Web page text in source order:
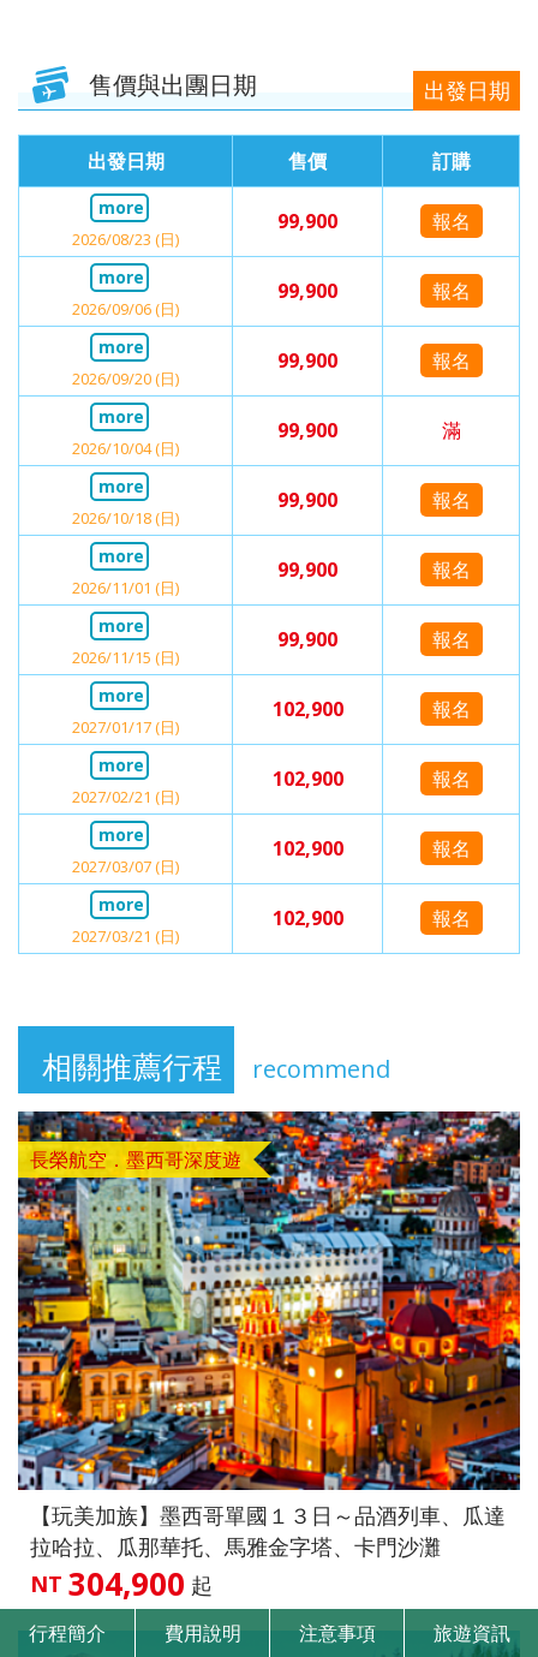
行程簡介 費用說明 注意事項 旅遊資訊
售價與出團日期 出發日期
出發日期 售價 訂購
2026/08/23 (日)
99,900 報名
2026/09/06 (日)
99,900 報名
2026/09/20 (日)
99,900 報名
2026/10/04 (日)
99,900 滿
2026/10/18 (日)
99,900 報名
2026/11/01 (日)
99,900 報名
2026/11/15 (日)
99,900 報名
2027/01/17 (日)
102,900 報名
2027/02/21 (日)
102,900 報名
2027/03/07 (日)
102,900 報名
2027/03/21 (日)
102,900 報名
相關推薦行程 recommend
長榮航空．墨西哥深度遊
【玩美加族】墨西哥單國１３日～品酒列車、瓜達
拉哈拉、瓜那華托、馬雅金字塔、卡門沙灘
NT 304,900 起